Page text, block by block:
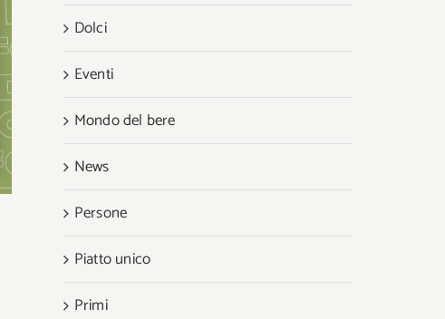
Dolci
Eventi
Mondo del bere
News
Persone
Piatto unico
Primi